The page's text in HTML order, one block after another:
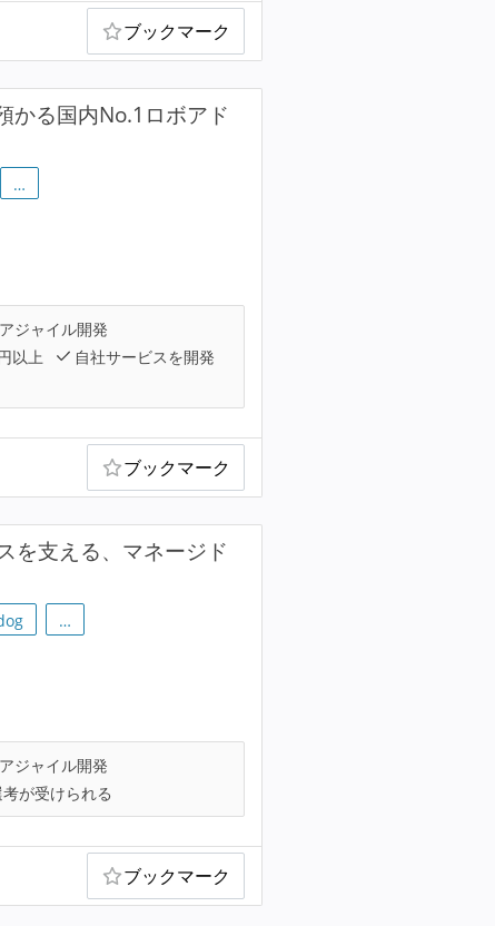
ブックマーク
かる国内No.1ロボアド
…
アジャイル開発
以上
自社サービスを開発
ブックマーク
を支える、マネージド
…
アジャイル開発
が受けられる
ブックマーク